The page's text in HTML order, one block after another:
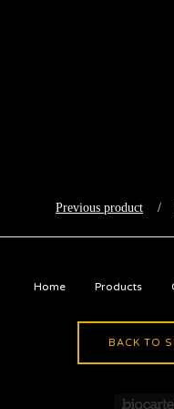
Previous product
Home Products
BACK TO